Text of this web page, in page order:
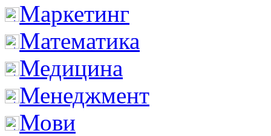
Маркетинг
Математика
Медицина
Менеджмент
Мови